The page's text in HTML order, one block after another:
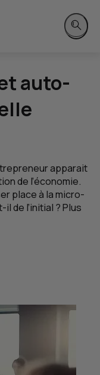
auto-
apparait
de l’économie.
place à la micro-
de l’initial ? Plus